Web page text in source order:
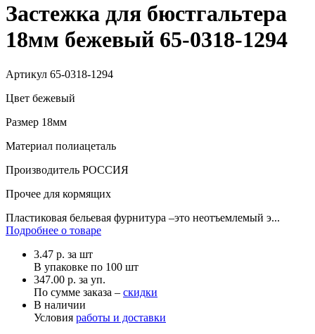
Застежка для бюстгальтера
18мм бежевый 65-0318-1294
Артикул 65-0318-1294
Цвет бежевый
Размер 18мм
Материал полиацеталь
Производитель РОССИЯ
Прочее для кормящих
Пластиковая бельевая фурнитура –это неотъемлемый э...
Подробнее о товаре
3.47 р. за шт
В упаковке по 100 шт
347.00 р. за уп.
По сумме заказа – скидки
В наличии
Условия работы и доставки